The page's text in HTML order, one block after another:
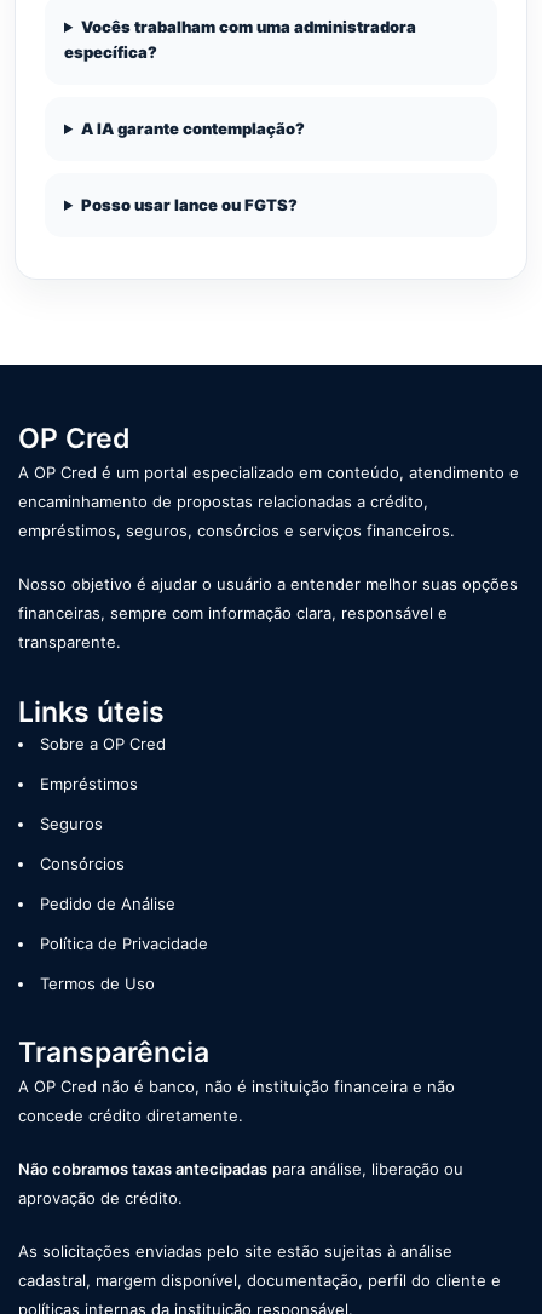
Vocês trabalham com uma administradora
específica?
A IA garante contemplação?
Posso usar lance ou FGTS?
OP Cred
A OP Cred é um portal especializado em conteúdo, atendimento e
encaminhamento de propostas relacionadas a crédito,
empréstimos, seguros, consórcios e serviços financeiros.
Nosso objetivo é ajudar o usuário a entender melhor suas opções
financeiras, sempre com informação clara, responsável e
transparente.
Links úteis
Sobre a OP Cred
Empréstimos
Seguros
Consórcios
Pedido de Análise
Política de Privacidade
Termos de Uso
Transparência
A OP Cred não é banco, não é instituição financeira e não
concede crédito diretamente.
Não cobramos taxas antecipadas para análise, liberação ou
aprovação de crédito.
As solicitações enviadas pelo site estão sujeitas à análise
cadastral, margem disponível, documentação, perfil do cliente e
políticas internas da instituição responsável.